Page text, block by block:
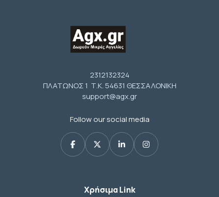
2312132324
ΠΛΑΤΩΝΟΣ 1 Τ.Κ. 54631 ΘΕΣΣΑΛΟΝΙΚΗ
support@agx.gr
Follow our social media
Χρήσιμα Link